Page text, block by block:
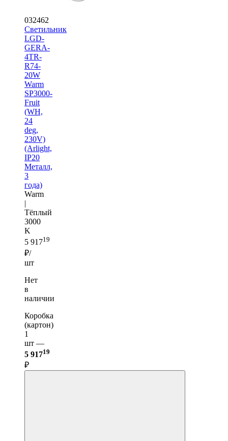
032462
Светильник
LGD-
GERA-
4TR-
R74-
20W
Warm
SP3000-
Fruit
(WH,
24
deg,
230V)
(Arlight,
IP20
Металл,
3
года)
Warm
|
Тёплый
3000
K
5 91719
₽/
шт
Нет
в
наличии
Коробка
(картон)
1
шт —
5 91719
₽